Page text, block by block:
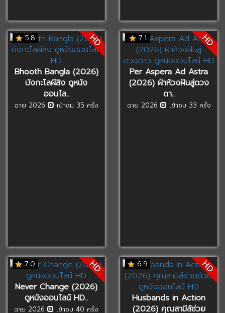
5.8 HD
Bhooth Bangla (2026)
บังกะโลผีสิง ดูหนัง
ออนไล..
ฉาย 2026 เข้าชม 35 ครั้ง
7.1 HD
Per Aspera Ad Astra
(2026) ฝ่าห้วงฝันสู่ดวง
ดา..
ฉาย 2026 เข้าชม 33 ครั้ง
7.0 HD
Never Change (2026)
ดูหนังออนไลน์ HD..
ฉาย 2026 เข้าชม 40 ครั้ง
6.9 HD
Husbands in Action
(2026) คุณสามีส์ช่วย